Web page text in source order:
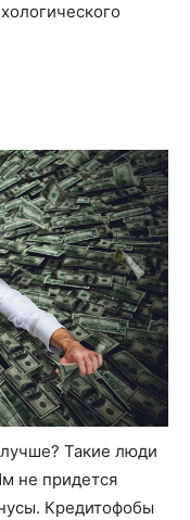
Такие люди
не придется
Кредитофобы